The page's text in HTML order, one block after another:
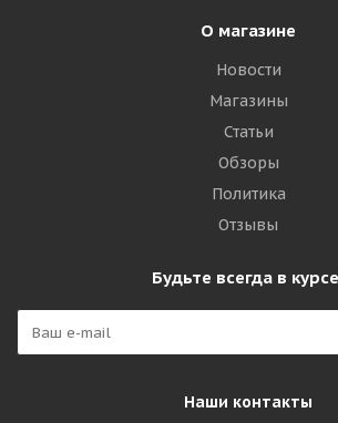
О магазине
Новости
Магазины
Статьи
Обзоры
Политика
Отзывы
Будьте всегда в
Наши контакты